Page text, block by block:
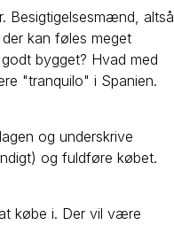
Besigtigelsesmænd, altså
kan føles meget
bygget? Hvad med
"tranquilo" i Spanien.
og underskrive
og fuldføre købet.
købe i. Der vil være